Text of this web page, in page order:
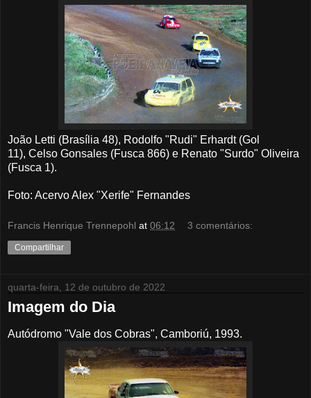
João Letti (Brasília 48), Rodolfo "Rudi" Erhardt (Gol
11), Celso Gonsales (Fusca 866) e Renato "Surdo" Oliveira
(Fusca 1).
Foto: Acervo Alex "Xerife" Fernandes
Francis Henrique Trennepohl at 06:12 3 comentários:
Compartilhar
quarta-feira, 12 de outubro de 2022
Imagem do Dia
Autódromo "Vale dos Cobras", Camboriú, 1993.